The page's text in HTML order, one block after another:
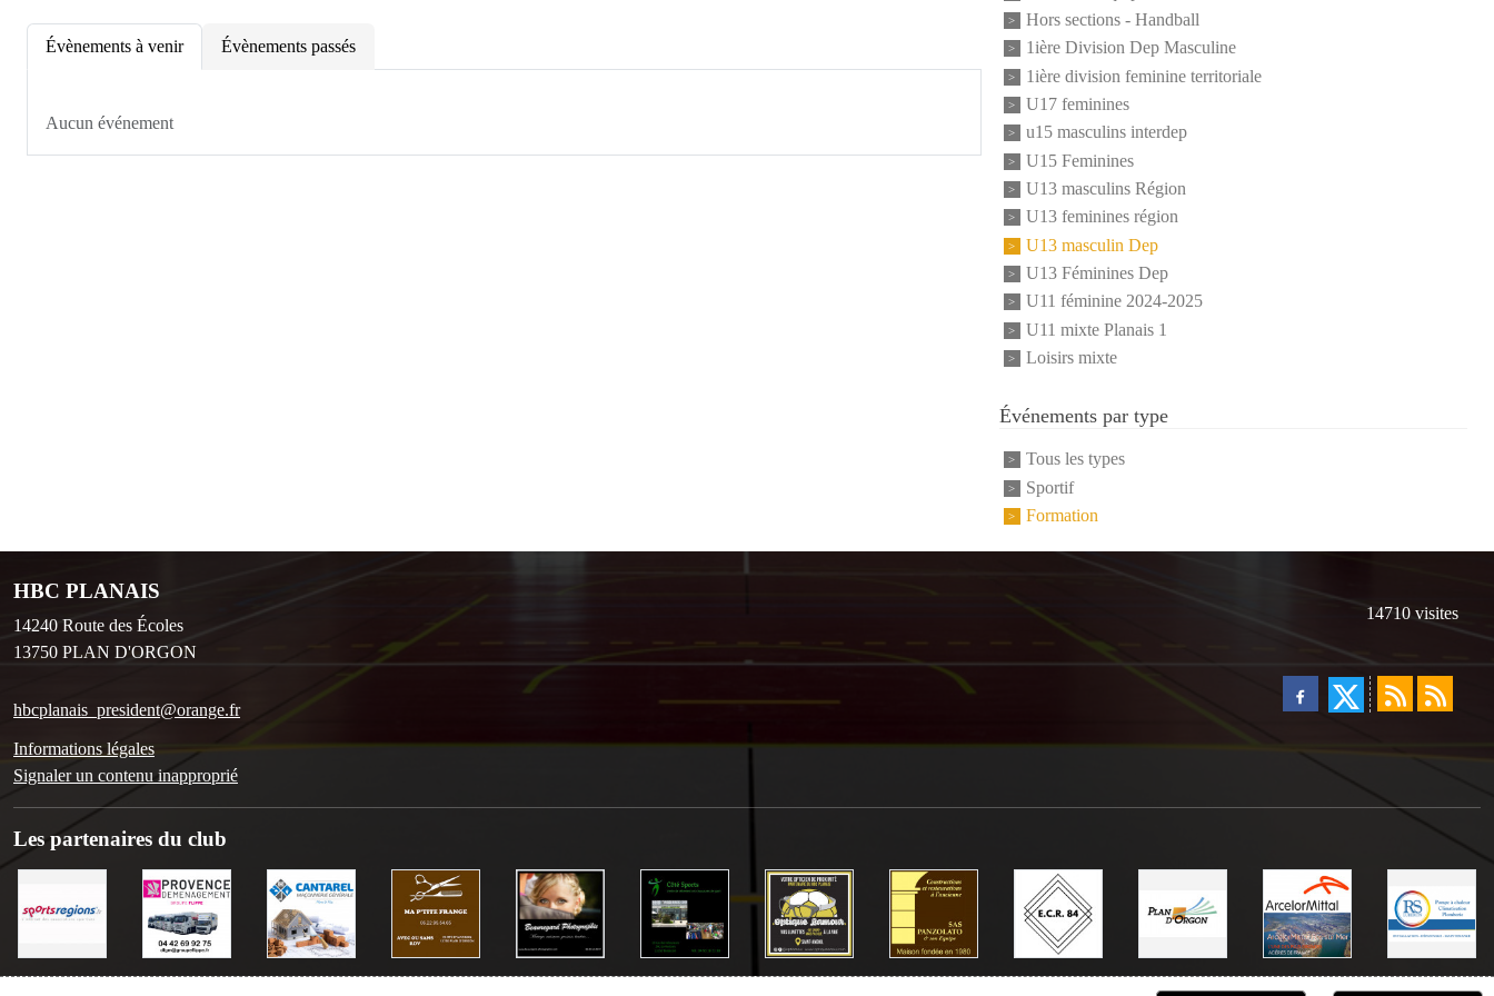
Évènements à venir Évènements passés
Aucun événement
Hors sections - Handball
1ière Division Dep Masculine
1ière division feminine territoriale
U17 feminines
u15 masculins interdep
U15 Feminines
U13 masculins Région
U13 feminines région
U13 masculin Dep
U13 Féminines Dep
U11 féminine 2024-2025
U11 mixte Planais 1
Loisirs mixte
Événements par type
Tous les types
Sportif
Formation
HBC PLANAIS
14240 Route des Écoles
13750 PLAN D'ORGON
hbcplanais_president@orange.fr
Informations légales
Signaler un contenu inapproprié
14710 visites
Les partenaires du club